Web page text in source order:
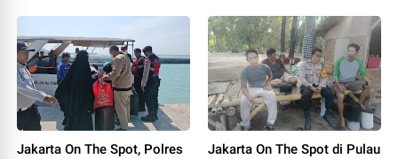
Terlarang
Jakarta On The Spot, Polres
Jakarta On The Spot di Pulau